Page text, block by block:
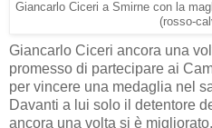
Giancarlo Ciceri a Smirne con la
(rosso-
Giancarlo Ciceri ancora una
promesso di partecipare ai
per vincere una medaglia nel
Davanti a lui solo il detentore
ancora una volta si è